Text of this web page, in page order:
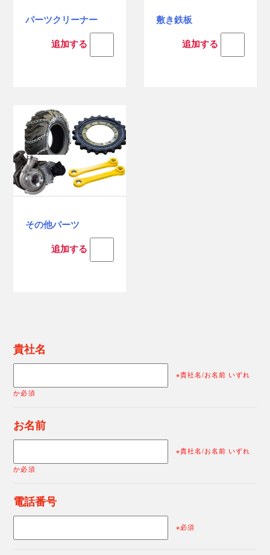
パーツクリーナー
追加する
敷き鉄板
追加する
その他パーツ
追加する
貴社名
※貴社名/お名前 いずれ
か必須
お名前
※貴社名/お名前 いずれ
か必須
電話番号
※必須